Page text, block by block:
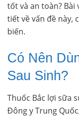
tốt và an toàn? Bài
tiết về vấn đề này,
biến.
Có Nên
Sau Sinh?
Thuốc Bắc lợi sữa
Đông y Trung